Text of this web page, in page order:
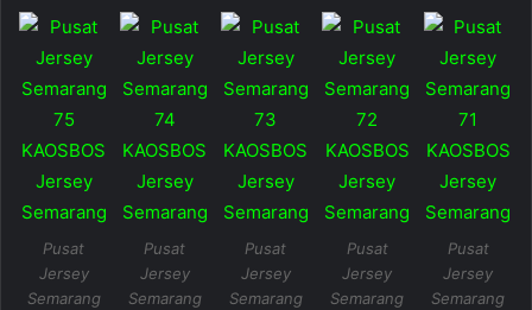
Pusat
Jersey
Semarang
Pusat
Jersey
Semarang
Pusat
Jersey
Semarang
Pusat
Jersey
Semarang
Pusat
Jersey
Semarang